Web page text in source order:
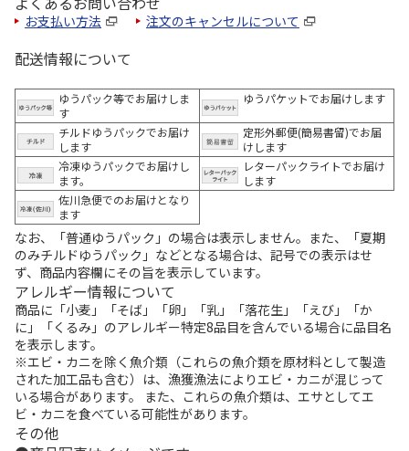
お支払い方法 注文のキャンセルについて
配送情報について
ゆうパック等でお届けしま
す
ゆうパケットでお届けします
チルドゆうパックでお届け
します
定形外郵便(簡易書留)でお届
けします
冷凍ゆうパックでお届けし
ます。
レターパックライトでお届け
します
佐川急便でのお届けとなり
ます
なお、「普通ゆうパック」の場合は表示しません。また、「夏期
のみチルドゆうパック」などとなる場合は、記号での表示はせ
ず、商品内容欄にその旨を表示しています。
アレルギー情報について
商品に「小麦」「そば」「卵」「乳」「落花生」「えび」「か
に」「くるみ」のアレルギー特定8品目を含んでいる場合に品目名
を表示します。
※エビ・カニを除く魚介類（これらの魚介類を原材料として製造
された加工品も含む）は、漁獲漁法によりエビ・カニが混じって
いる場合があります。 また、これらの魚介類は、エサとしてエ
ビ・カニを食べている可能性があります。
その他